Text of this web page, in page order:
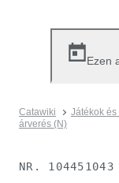
Ezen
Catawiki Játékok
árverés (N)
NR. 104451043